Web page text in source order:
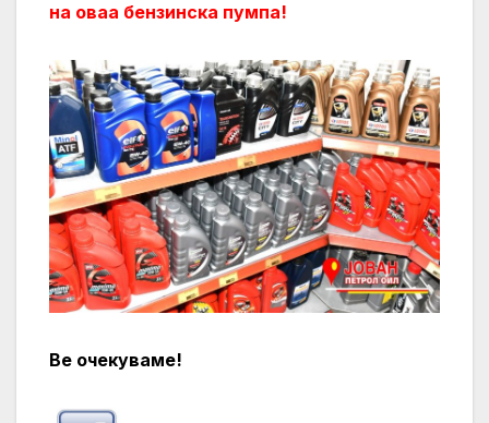
на оваа бензинска пумпа!
Ве очекуваме!